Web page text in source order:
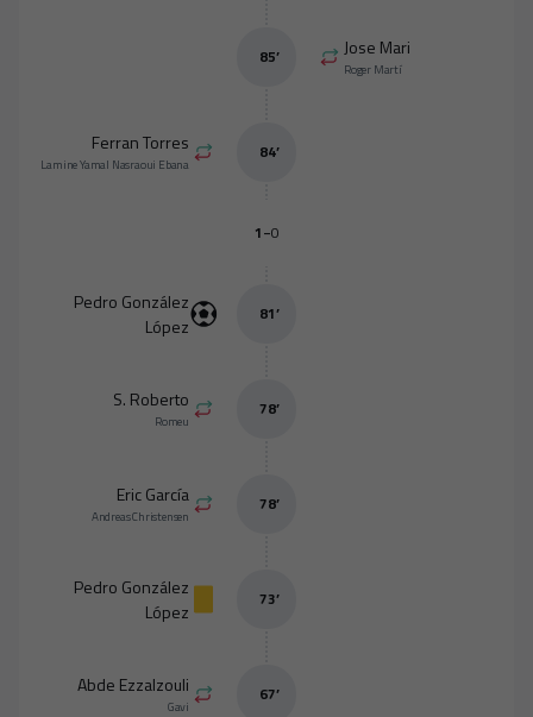
Jose Mari
Roger Martí
85’
Ferran Torres
Lamine Yamal Nasraoui Ebana
84’
1-0
Pedro González
López
81’
S. Roberto
Romeu
78’
Eric García
Andreas Christensen
78’
Pedro González
López
73’
Abde Ezzalzouli
Gavi
67’